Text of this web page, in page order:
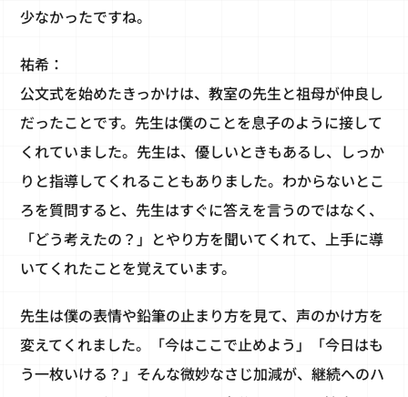
少なかったですね。
祐希：
公文式を始めたきっかけは、教室の先生と祖母が仲良し
だったことです。先生は僕のことを息子のように接して
くれていました。先生は、優しいときもあるし、しっか
りと指導してくれることもありました。わからないとこ
ろを質問すると、先生はすぐに答えを言うのではなく、
「どう考えたの？」とやり方を聞いてくれて、上手に導
いてくれたことを覚えています。
先生は僕の表情や鉛筆の止まり方を見て、声のかけ方を
変えてくれました。「今はここで止めよう」「今日はも
う一枚いける？」そんな微妙なさじ加減が、継続へのハ